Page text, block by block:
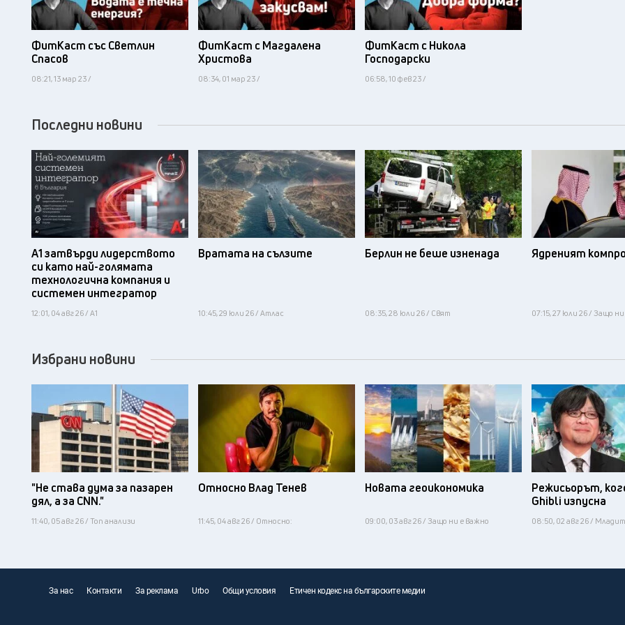
ФитКаст със Светлин
Спасов
08:21, 13 мар 23 /
ФитКаст с Магдалена
Христова
08:34, 01 мар 23 /
ФитКаст с Никола
Господарски
06:58, 10 фев 23 /
Последни новини
А1 затвърди лидерството
си като най-голямата
технологична компания и
системен интегратор
12:01, 04 авг 26 / А1
Вратата на сълзите
10:45, 29 юли 26 / Атлас
Берлин не беше изненада
08:35, 28 юли 26 / Свят
Ядреният
07:15, 27 юли 26 / Защо
Избрани новини
"Не става дума за пазарен
дял, а за CNN."
11:40, 05 авг 26 / Топ анализи
Относно Влад Тенев
11:45, 04 авг 26 / Относно:
Новата геоикономика
09:00, 03 авг 26 / Защо ни е важно
Режисьорът,
Ghibli изпусна
08:50, 02 авг 26 /
За нас Контакти За реклама Urbo Общи условия Етичен кодекс на българските медии